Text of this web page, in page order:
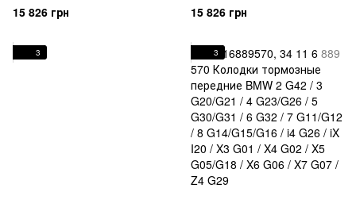
BMW 2 G42 / 3 G20/G21 / 4
G23/G26 / 5 G30/G31 / 6 G32 /
G26 / iX I20 / X3 G01 / X4 G02 /
X5 G05/G18 / X6 G06 / X7 G07 /
15 826 грн
BMW 2 G42 / 3 G20/G21 / 4
G23/G26 / 5 G30/G31 / 6 G32 /
G26 / iX I20 / X3 G01 / X4 G02 /
X5 G05/G18 / X6 G06 / X7 G07 /
Z4 G29
15 826 грн
3 3